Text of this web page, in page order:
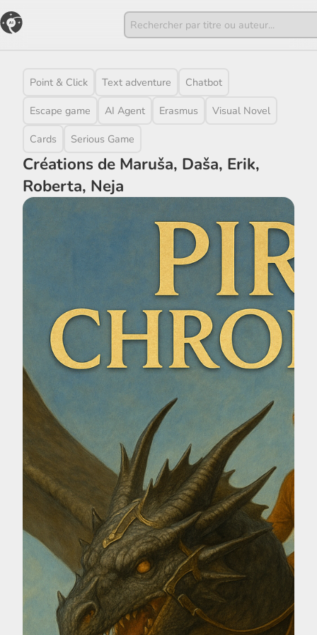
Point & Click Text adventure
Chatbot
Escape game
AI Agent Erasmus
Visual Novel
Cards
Serious Game
Créations de Maruša, Daša, Erik,
Roberta, Neja